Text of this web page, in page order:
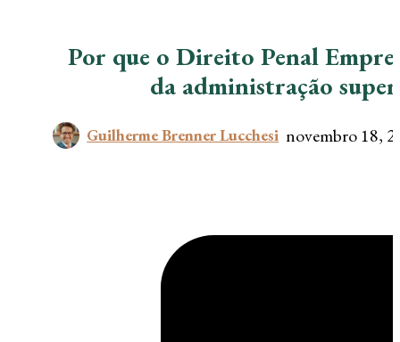
Por que o Direito Penal
da administração
Guilherme Brenner Lucchesi novembro 18,